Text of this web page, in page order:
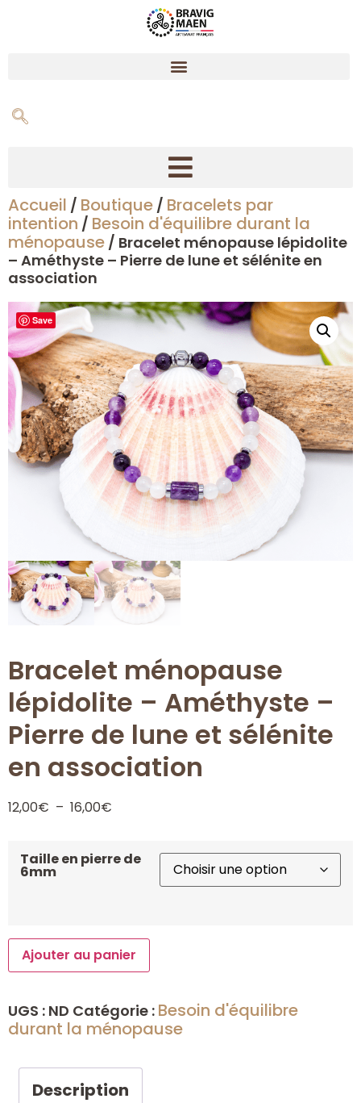
Accueil / Boutique / Bracelets par
intention / Besoin d'équilibre durant la
ménopause / Bracelet ménopause lépidolite
– Améthyste – Pierre de lune et sélénite en
association
Save
Bracelet ménopause
lépidolite – Améthyste –
Pierre de lune et sélénite
en association
12,00€ – 16,00€
Taille en pierre de
6mm
Ajouter au panier
UGS : ND Catégorie : Besoin d'équilibre
durant la ménopause
Description